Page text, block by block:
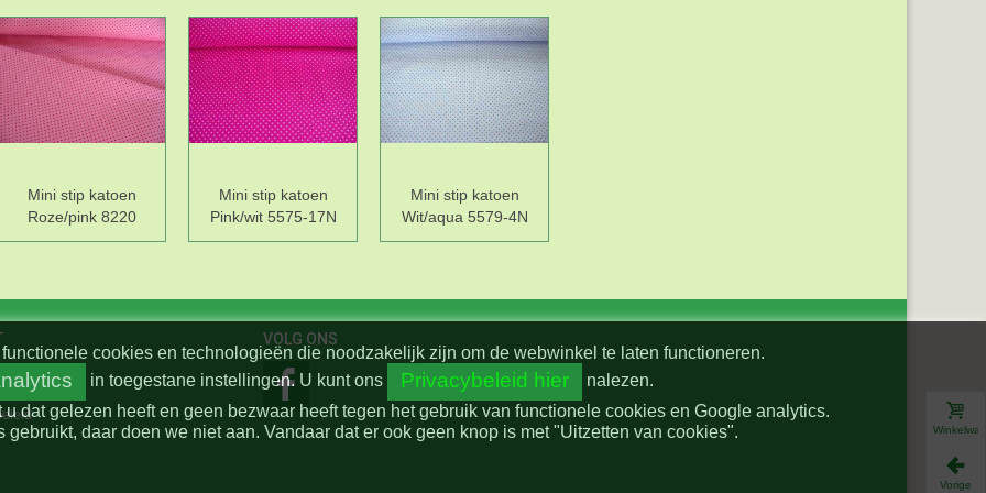
Mini stip katoen
Roze/pink 8220
Mini stip katoen
Pink/wit 5575-17N
Mini stip katoen
Wit/aqua 5579-4N
VOLG ONS
cookies en technologieën die noodzakelijk zijn om de webwinkel te laten functioneren.
in toegestane instellingen. U kunt ons Privacybeleid hier
nalezen.
dat gelezen heeft en geen bezwaar heeft tegen het gebruik van functionele cookies en Google analytics.
gebruikt, daar doen we niet aan. Vandaar dat er ook geen knop is met "Uitzetten van cookies".
Vorige